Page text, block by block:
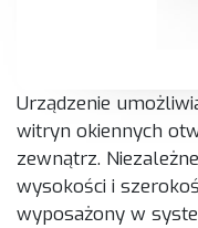
Urządzenie
witryn okiennych
zewnątrz.
wysokości i
wyposażony w